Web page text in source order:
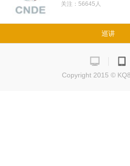
关注：56645人
巡讲
Copyright 2015 ©